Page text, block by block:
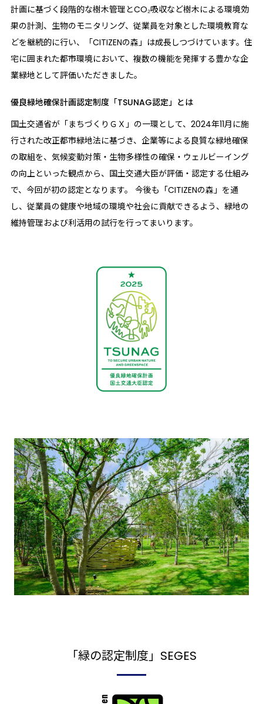
計画に基づく段階的な樹木管理とCO₂吸収など樹木による環境効
果の計測、生物のモニタリング、従業員を対象とした環境教育な
どを継続的に行い、「CITIZENの森」は成長しつづけています。住
宅に囲まれた都市環境において、複数の機能を発揮する豊かな企
業緑地として評価いただきました。
優良緑地確保計画認定制度「TSUNAG認定」とは
国土交通省が「まちづくりＧＸ」の一環として、2024年11月に施
行された改正都市緑地法に基づき、企業等による良質な緑地確保
の取組を、気候変動対策・生物多様性の確保・ウェルビーイング
の向上といった観点から、国土交通大臣が評価・認定する仕組み
で、今回が初の認定となります。 今後も「CITIZENの森」を通
し、従業員の健康や地域の環境や社会に貢献できるよう、緑地の
維持管理および利活用の試行を行ってまいります。
「緑の認定制度」SEGES